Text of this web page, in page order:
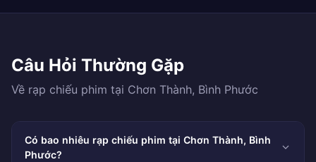
Câu Hỏi Thường Gặp
Về rạp chiếu phim tại Chơn Thành, Bình Phước
Có bao nhiêu rạp chiếu phim tại Chơn Thành, Bình
Phước?